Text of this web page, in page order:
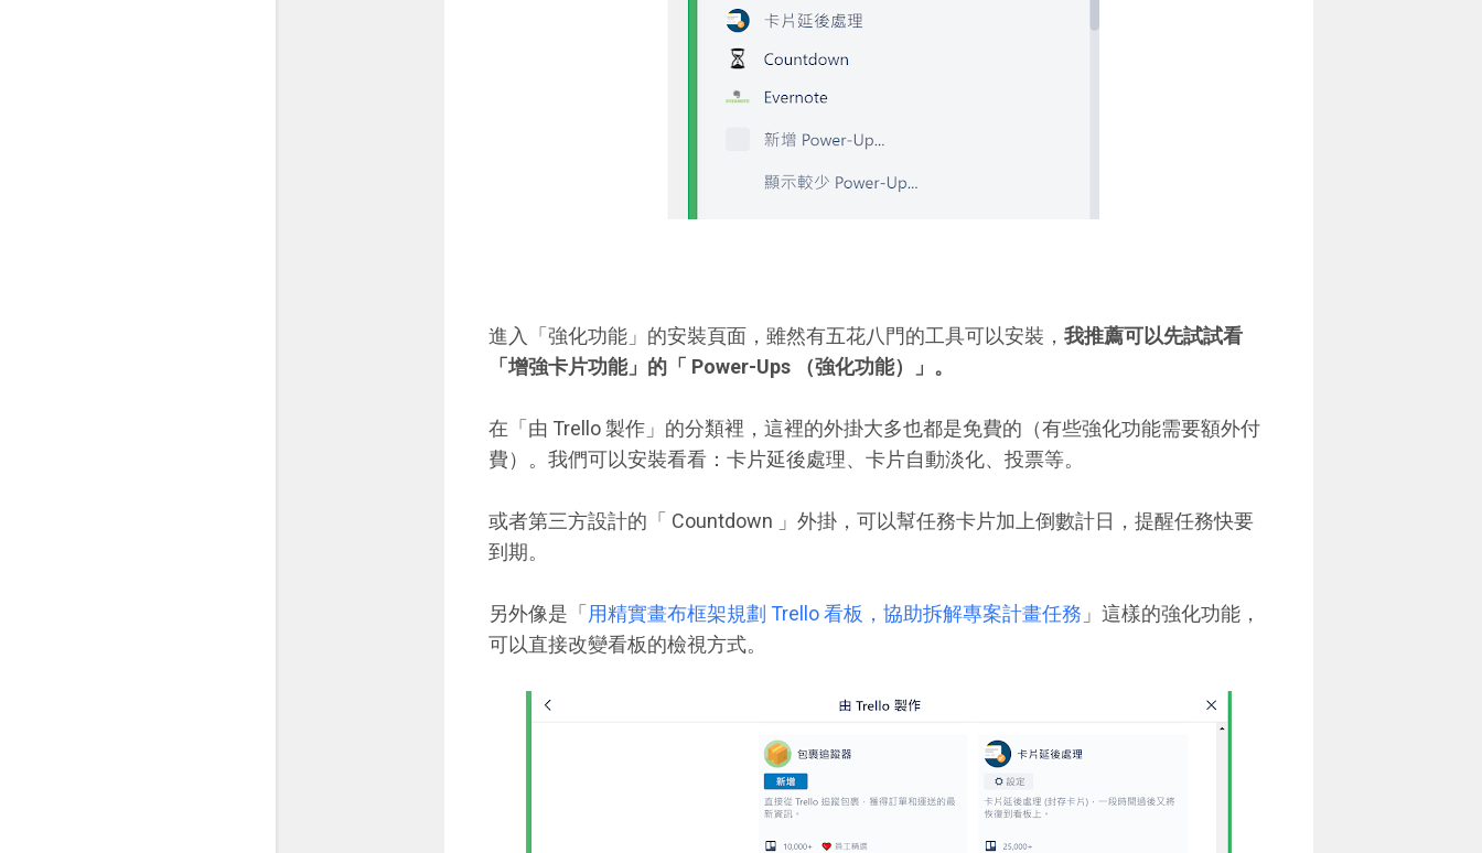
進入「強化功能」的安裝頁面，雖然有五花八門的工具可以安裝， 我推薦可以先試試看
「增強卡片功能」的「 Power-Ups （強化功能）」。
在「由 Trello 製作」的分類裡，這裡的外掛大多也都是免費的（有些強化功能需要額外付
費）。我們可以安裝看看：卡片延後處理、卡片自動淡化、投票等。
或者第三方設計的「 Countdown 」外掛，可以幫任務卡片加上倒數計日，提醒任務快要
到期。
另外像是「 用精實畫布框架規劃 Trello 看板，協助拆解專案計畫任務 」這樣的強化功能，
可以直接改變看板的檢視方式。